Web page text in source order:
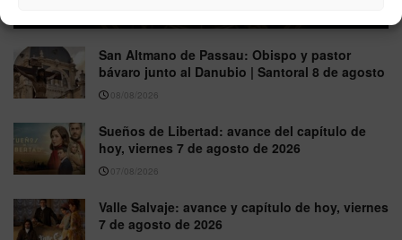
San Altmano de Passau: Obispo y pastor
bávaro junto al Danubio | Santoral 8 de agosto
08/08/2026
Sueños de Libertad: avance del capítulo de
hoy, viernes 7 de agosto de 2026
07/08/2026
Valle Salvaje: avance y capítulo de hoy, viernes
7 de agosto de 2026